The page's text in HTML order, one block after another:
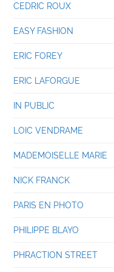
CEDRIC ROUX
EASY FASHION
ERIC FOREY
ERIC LAFORGUE
IN PUBLIC
LOIC VENDRAME
MADEMOISELLE MARIE
NICK FRANCK
PARIS EN PHOTO
PHILIPPE BLAYO
PHRACTION STREET